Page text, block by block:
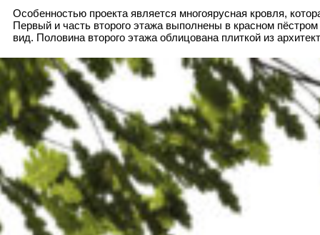
Особенностью проекта является многоярусная кровля,
Первый и часть второго этажа выполнены в красном
вид. Половина второго этажа облицована плиткой из